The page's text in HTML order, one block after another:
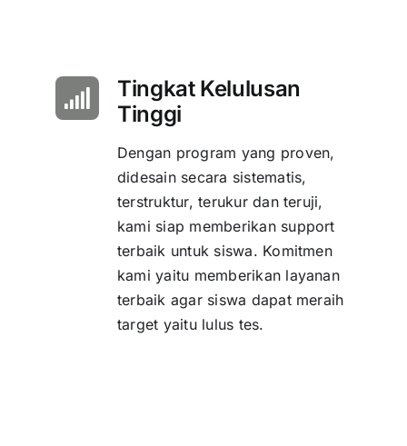
Tingkat Kelulusan
Tinggi
Dengan program yang proven,
didesain secara sistematis,
terstruktur, terukur dan teruji,
kami siap memberikan support
terbaik untuk siswa. Komitmen
kami yaitu memberikan layanan
terbaik agar siswa dapat meraih
target yaitu lulus tes.